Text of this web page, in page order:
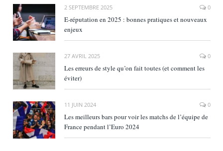
2 SEPTEMBRE 2025 0
E‑réputation en 2025 : bonnes pratiques et nouveaux
enjeux
27 AVRIL 2025 0
Les erreurs de style qu’on fait toutes (et comment les
éviter)
11 JUIN 2024 0
Les meilleurs bars pour voir les matchs de l’équipe de
France pendant l’Euro 2024